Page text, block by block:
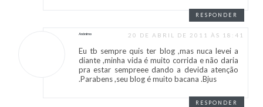
RESPONDER
Anônimo 20 DE ABRIL DE 2011 ÀS 18:41
Eu tb sempre quis ter blog ,mas nuca levei a
diante ,minha vida é muito corrida e não daria
pra estar sempreee dando a devida atenção
.Parabens ,seu blog é muito bacana .Bjus
RESPONDER